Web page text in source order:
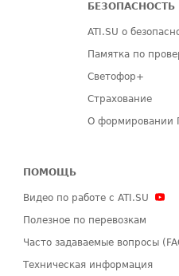
БЕЗОПАСНОСТЬ
ATI.SU о
Памятка по
Светофор+
Страхование
О формировании
ПОМОЩЬ
Видео по работе с ATI.SU
Полезное по перевозкам
Часто задаваемые вопросы
Техническая информация